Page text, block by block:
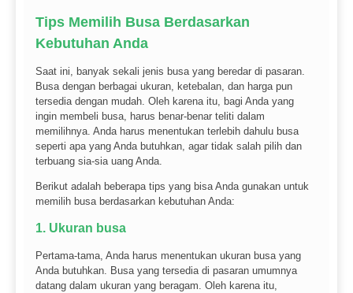
Tips Memilih Busa Berdasarkan
Kebutuhan Anda
​Saat ini, banyak sekali jenis busa yang beredar di pasaran.
Busa dengan berbagai ukuran, ketebalan, dan harga pun
tersedia dengan mudah. Oleh karena itu, bagi Anda yang
ingin membeli busa, harus benar-benar teliti dalam
memilihnya. Anda harus menentukan terlebih dahulu busa
seperti apa yang Anda butuhkan, agar tidak salah pilih dan
terbuang sia-sia uang Anda.
Berikut adalah beberapa tips yang bisa Anda gunakan untuk
memilih busa berdasarkan kebutuhan Anda:
1. Ukuran busa
Pertama-tama, Anda harus menentukan ukuran busa yang
Anda butuhkan. Busa yang tersedia di pasaran umumnya
datang dalam ukuran yang beragam. Oleh karena itu,